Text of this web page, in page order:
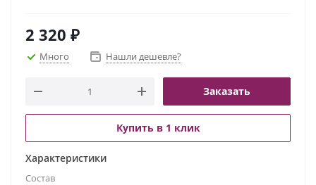
2 320 ₽
Много Нашли дешевле?
Заказать
Купить в 1 клик
Характеристики
Состав